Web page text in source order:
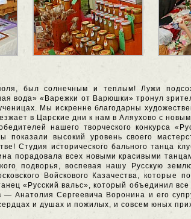
был солнечным и теплым! Лужи
вода» «Варежки от Варюшки» тронул
Мы искренне благодарны
в Царские дни к нам в Аляухово с
нашего творческого конкурса
высокий уровень своего
Студия исторического бального танца
порадовала всех новыми красивыми
подворья, воспевая нашу Русскую
Войскового Казачества, которые
«Русский вальс», который объединил
Анатолия Сергеевича Воронина и его
и душах и пожилых, и совсем юных